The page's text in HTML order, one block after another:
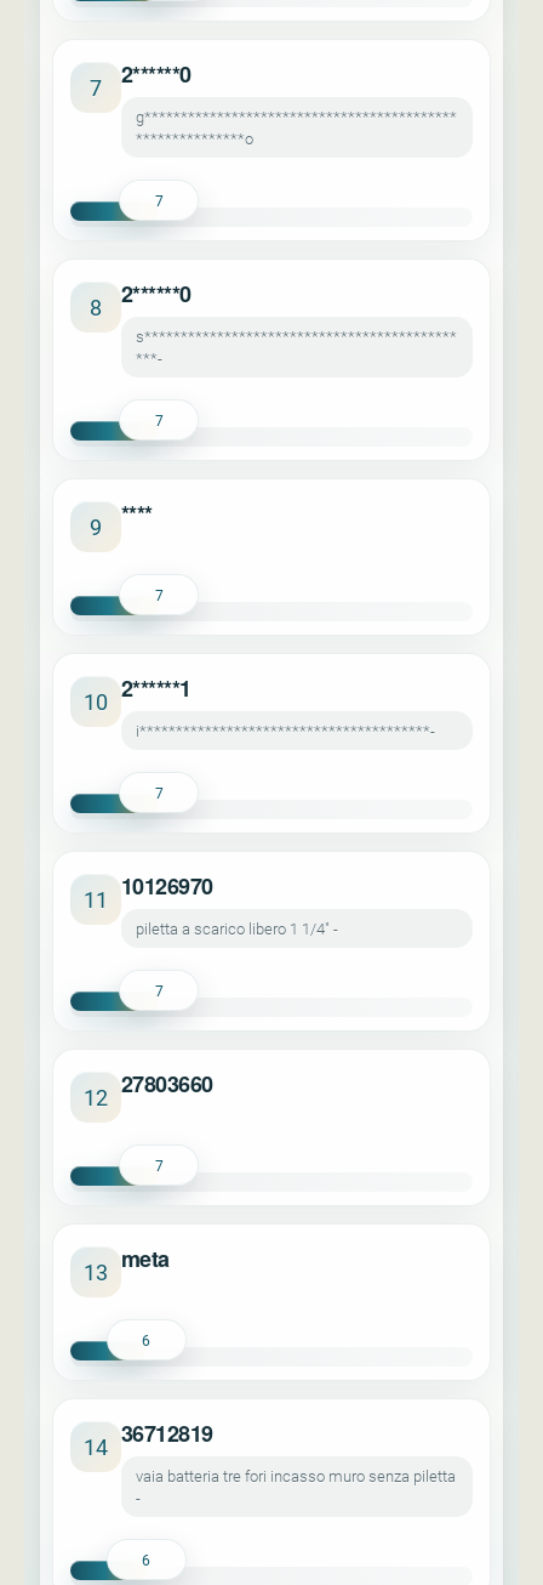
7 2******0
g*******************************************
***************o
7
8 2******0
s*******************************************
***-
7
9 ****
7
10 2******1
i****************************************-
7
11 10126970
piletta a scarico libero 1 1/4" -
7
12 27803660
7
13 meta
6
14 36712819
vaia batteria tre fori incasso muro senza piletta
-
6